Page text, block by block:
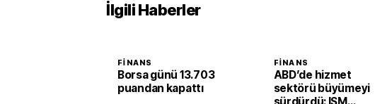
İlgili Haberler
FINANS
Borsa günü 13.703
puandan kapattı
FINANS
ABD’de hizmet
sektörü büyümeyi